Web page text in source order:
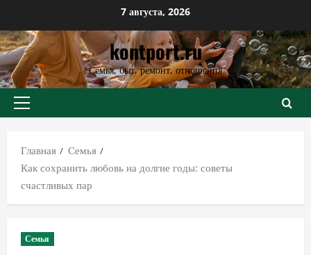
к
содержимому
7 августа, 2026
kontport.ru
Семья, быт, ремонт, отношения
Основное
Главная
Семья
Как сохранить любовь на долгие годы: советы
счастливых пар
Семья